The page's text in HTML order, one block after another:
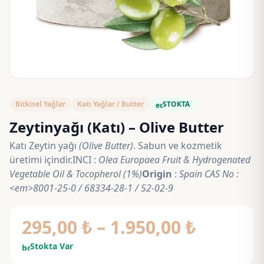
Bitkisel Yağlar Katı Yağlar / Butter ecoSTOKTA
Zeytinyağı (Katı) – Olive Butter
Katı Zeytin yağı (Olive Butter). Sabun ve kozmetik
üretimi içindir.INCI : Olea Europaea Fruit & Hydrogenated
Vegetable Oil & Tocopherol (1%)Origin : Spain CAS No :
<em>8001-25-0 / 68334-28-1 / 52-02-9
295,00 ₺ – 1.950,00 ₺Fiyat
boltStokta Var